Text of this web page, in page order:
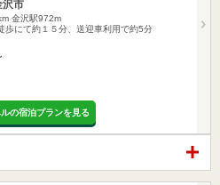
沢市
金沢駅972m
歩にて約１５分、送迎車利用で約5分
の宿泊プランを見る